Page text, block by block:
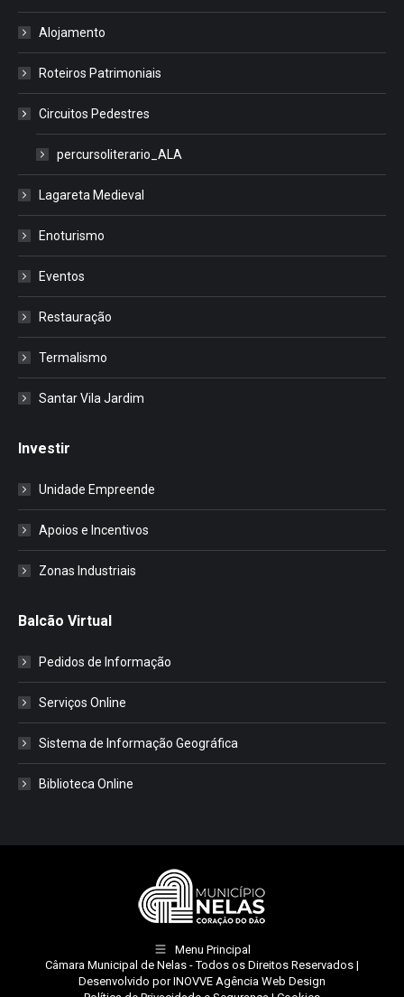
Alojamento
Roteiros Patrimoniais
Circuitos Pedestres
percursoliterario_ALA
Lagareta Medieval
Enoturismo
Eventos
Restauração
Termalismo
Santar Vila Jardim
Investir
Unidade Empreende
Apoios e Incentivos
Zonas Industriais
Balcão Virtual
Pedidos de Informação
Serviços Online
Sistema de Informação Geográfica
Biblioteca Online
Menu Principal
Câmara Municipal de Nelas - Todos os Direitos Reservados |
Desenvolvido porINOVVE Agência Web Design